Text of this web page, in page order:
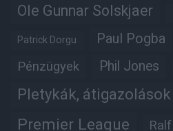
Ole Gunnar Solskjaer
Patrick Dorgu Paul Pogba
Pénzügyek Phil Jones
Pletykák, átigazolások
Premier League